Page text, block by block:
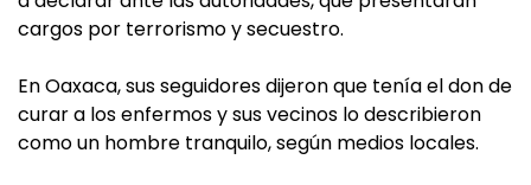
cargos por terrorismo y secuestro.
En Oaxaca, sus seguidores dijeron que tenía el don de
curar a los enfermos y sus vecinos lo describieron
como un hombre tranquilo, según medios locales.